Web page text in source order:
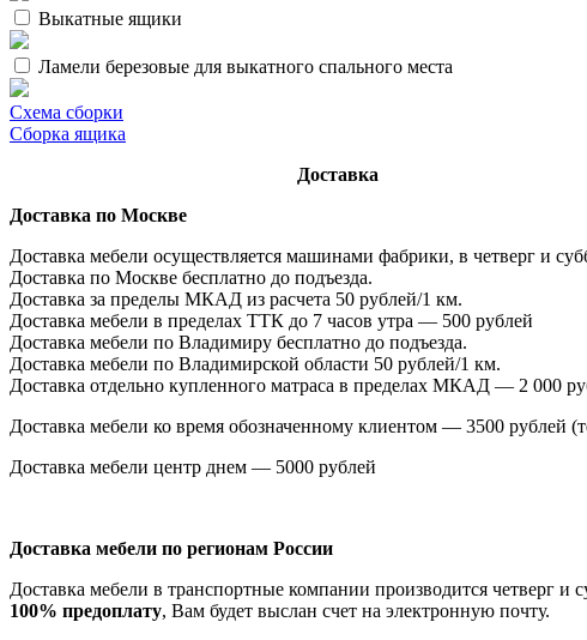
Выкатные ящики
Ламели березовые для выкатного спального места
Схема сборки
Сборка ящика
Доставка
Доставка по Москве
Доставка мебели осуществляется машинами фабрики, в четверг и
Доставка по Москве бесплатно до подъезда.
Доставка за пределы МКАД из расчета 50 рублей/1 км.
Доставка мебели в пределах ТТК до 7 часов утра —
Доставка мебели по Владимиру бесплатно до подъезда.
Доставка мебели по Владимирской области 50 рублей/1 км.
Доставка отдельно купленного матраса в пределах МКАД — 2 000
Доставка мебели ко время обозначенному клиентом — 3500 рублей
Доставка мебели центр днем — 5000 рублей
Доставка мебели по регионам России
Доставка мебели в транспортные компании производится четверг
100% предоплату, Вам будет выслан счет на электронную почту.